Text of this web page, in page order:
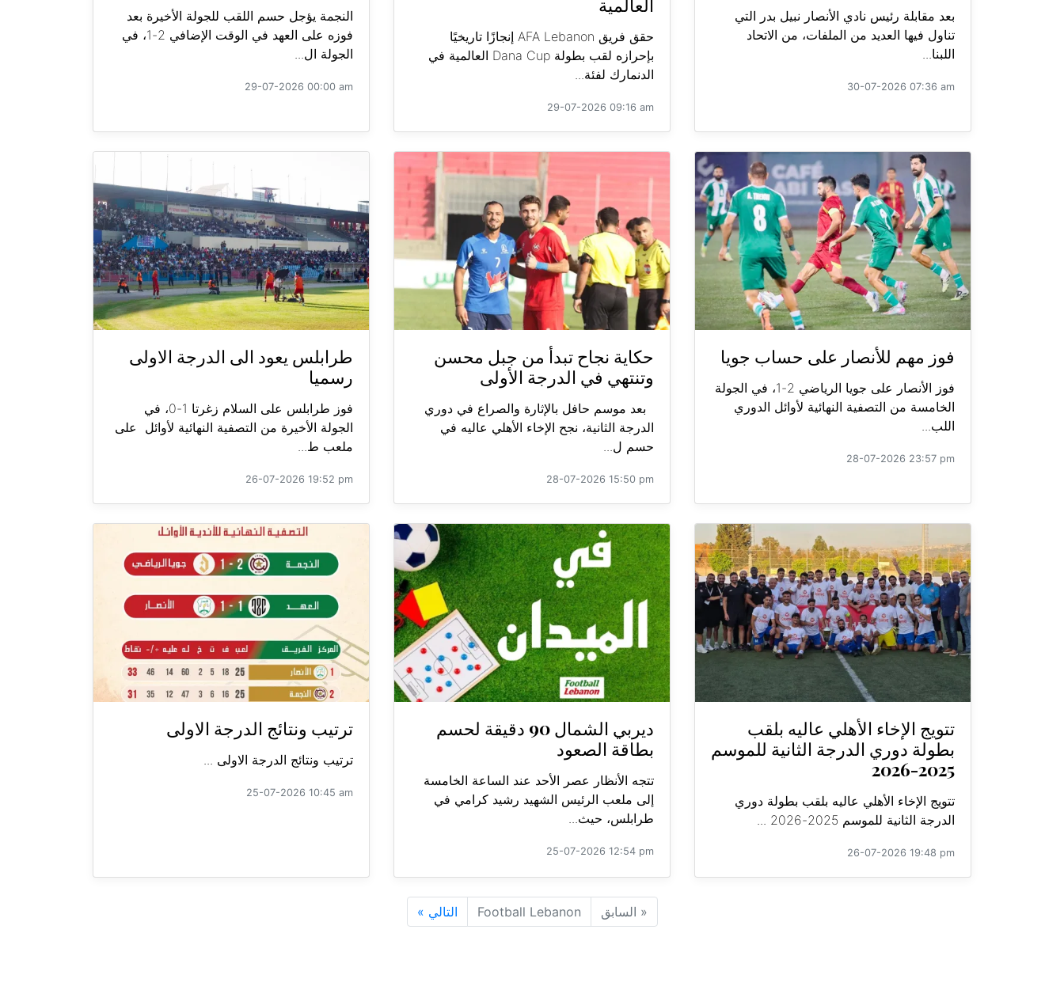
بعد مقابلة رئيس نادي الأنصار نبيل بدر التي
تناول فيها العديد من الملفات، من الاتحاد
اللبنا...
30-07-2026 07:36 am
العالمية
حقق فريق AFA Lebanon إنجازًا تاريخيًا
بإحرازه لقب بطولة Dana Cup العالمية في
الدنمارك لفئة...
29-07-2026 09:16 am
النجمة يؤجل حسم اللقب للجولة الأخيرة بعد
فوزه على العهد في الوقت الإضافي 2-1، في
الجولة ال...
29-07-2026 00:00 am
فوز مهم للأنصار على حساب جويا
فوز الأنصار على جويا الرياضي 2-1، في الجولة
الخامسة من التصفية النهائية لأوائل الدوري
اللب...
28-07-2026 23:57 pm
حكاية نجاح تبدأ من جبل محسن
وتنتهي في الدرجة الأولى
بعد موسم حافل بالإثارة والصراع في دوري
الدرجة الثانية، نجح الإخاء الأهلي عاليه في
حسم ل...
28-07-2026 15:50 pm
طرابلس يعود الى الدرجة الاولى
رسميا
فوز طرابلس على السلام زغرتا 1-0، في
الجولة الأخيرة من التصفية النهائية لأوائل على
ملعب ط...
26-07-2026 19:52 pm
تتويج الإخاء الأهلي عاليه بلقب
بطولة دوري الدرجة الثانية للموسم
2025-2026
تتويج الإخاء الأهلي عاليه بلقب بطولة دوري
الدرجة الثانية للموسم 2025-2026 ...
26-07-2026 19:48 pm
ديربي الشمال 90 دقيقة لحسم
بطاقة الصعود
تتجه الأنظار عصر الأحد عند الساعة الخامسة
إلى ملعب الرئيس الشهيد رشيد كرامي في
طرابلس، حيث...
25-07-2026 12:54 pm
ترتيب ونتائج الدرجة الاولى
ترتيب ونتائج الدرجة الاولى ...
25-07-2026 10:45 am
« السابق Football Lebanon التالي »